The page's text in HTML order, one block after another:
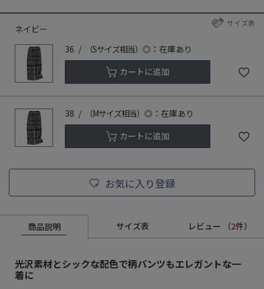
サイズ表
ネイビー
36
（Sサイズ相当） ◎：在庫あり
カートに追加
38 （Mサイズ相当） ◎：在庫あり
カートに追加
お気に入り登録
商品説明 サイズ表 レビュー （2件）
光沢素材とシックな配色で柄パンツもエレガントな一
着に